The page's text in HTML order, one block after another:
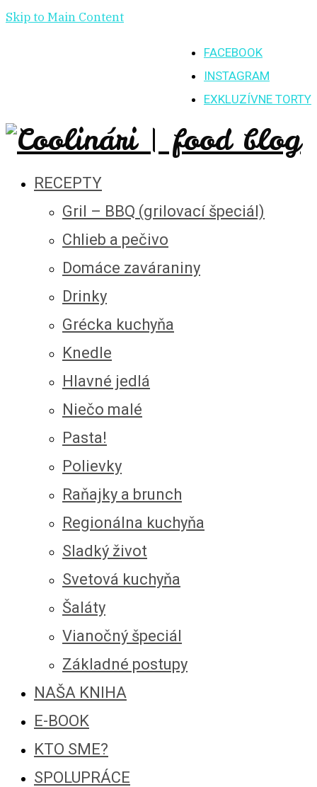
Skip to Main Content
FACEBOOK
INSTAGRAM
EXKLUZÍVNE TORTY
RECEPTY
Gril – BBQ (grilovací špeciál)
Chlieb a pečivo
Domáce zaváraniny
Drinky
Grécka kuchyňa
Knedle
Hlavné jedlá
Niečo malé
Pasta!
Polievky
Raňajky a brunch
Regionálna kuchyňa
Sladký život
Svetová kuchyňa
Šaláty
Vianočný špeciál
Základné postupy
NAŠA KNIHA
E-BOOK
KTO SME?
SPOLUPRÁCE